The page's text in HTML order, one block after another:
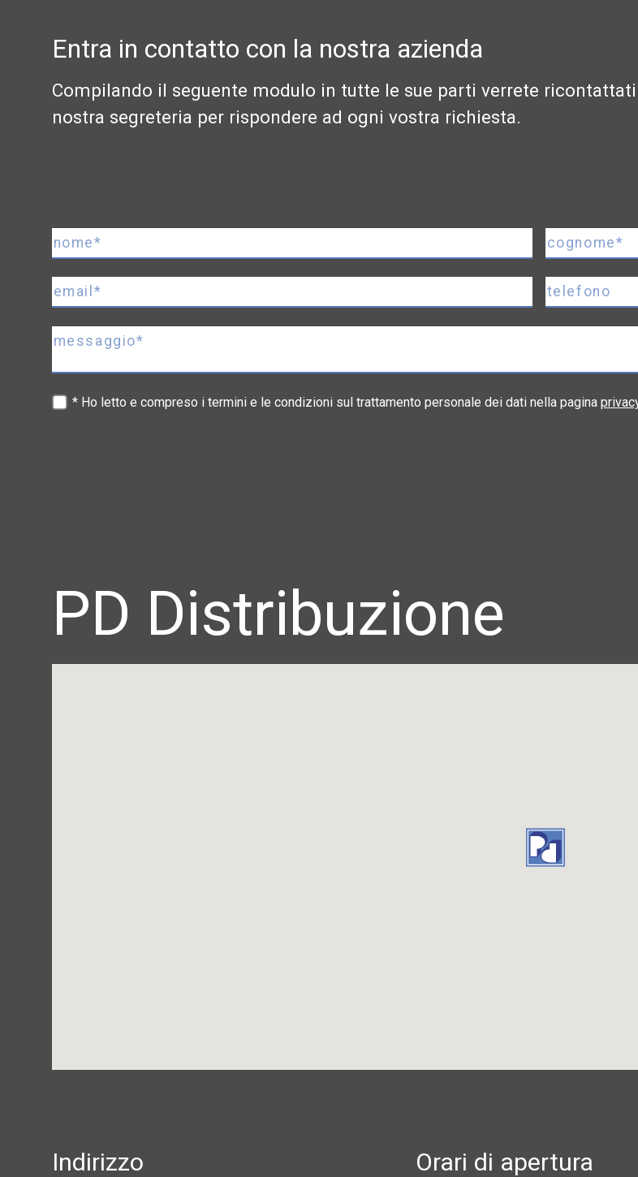
Entra in contatto con la nostra azienda
Compilando il seguente modulo in tutte le sue parti verrete
nostra segreteria per rispondere ad ogni vostra richiesta.
* Ho letto e compreso i termini e le condizioni sul trattamento personale dei dati nella pagina
PD Distribuzione
Indirizzo Orari di apertura